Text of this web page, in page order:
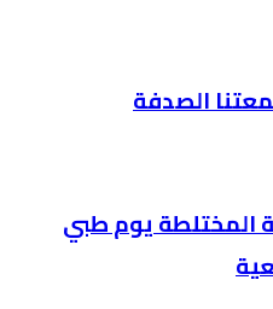
المختلطة يوم طبي